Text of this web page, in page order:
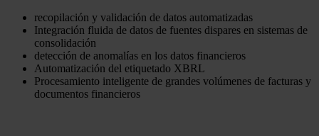
recopilación y validación de datos automatizadas
Integración fluida de datos de fuentes dispares en sistemas de
consolidación
detección de anomalías en los datos financieros
Automatización del etiquetado XBRL
Procesamiento inteligente de grandes volúmenes de facturas y
documentos financieros